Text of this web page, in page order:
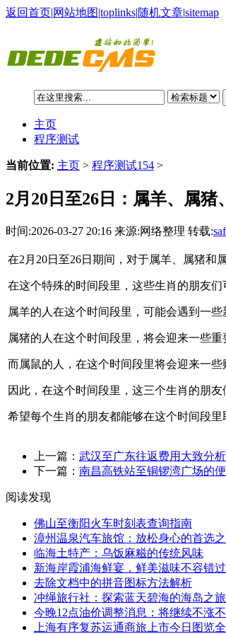
返回首页|网站地图|toplinks|随机文章|sitemap
主页
程序测试
当前位置: 主页 > 程序测试154 >
2月20日至26日：属羊、属
时间:2026-03-27 20:16 来源:网络整理 转载:
在2月20日至26日期间，对于属羊、属猪和
在这个特殊的时间段里，这些生肖的朋友
属羊的人在这个时间段里，可能会遇到一
属猪的人在这个时间段里，将会迎来一些
而属鼠的人，在这个时间段里将会迎来一
因此，在这个时间段里，这三个生肖的朋
希望每个生肖的朋友都能够在这个时间段
上一篇： 武汉至广东往返费用大致分析
下一篇： 南昌高铁站至铜锣湾广场的
阅读发现
佛山至衡阳火车时刻表查询指南
漳州温泉汽车旅馆：放松身心的首选
临海土特产：乌饭麻糍的传统风味
新海岸霞浦海鲜宴，鲜美滋味不容错过
去除文档中的拼音图标方法解析
冲绳旅行社：探索蓝天碧海的海岛之旅
今晚12点油价调整消息：将继续不涨不
上海有序复苏运通商旅上市今日图览